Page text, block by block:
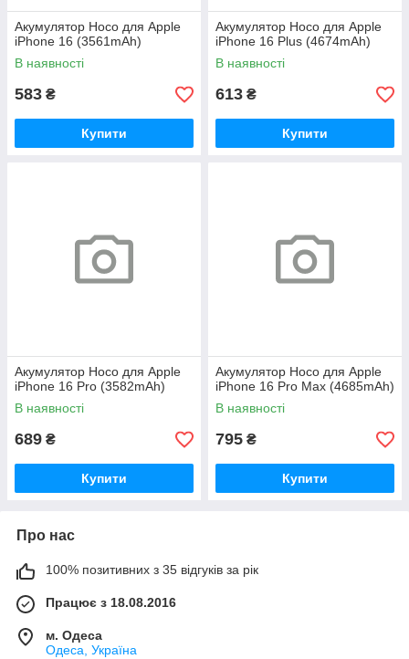
Акумулятор Hoco для Apple
iPhone 16 (3561mAh)
В наявності
583 ₴
Купити
Акумулятор Hoco для Apple
iPhone 16 Plus (4674mAh)
В наявності
613 ₴
Купити
Акумулятор Hoco для Apple
iPhone 16 Pro (3582mAh)
В наявності
689 ₴
Купити
Акумулятор Hoco для Apple
iPhone 16 Pro Max (4685mAh)
В наявності
795 ₴
Купити
Про нас
100% позитивних з 35 відгуків за рік
Працює з 18.08.2016
м. Одеса
Одеса, Україна